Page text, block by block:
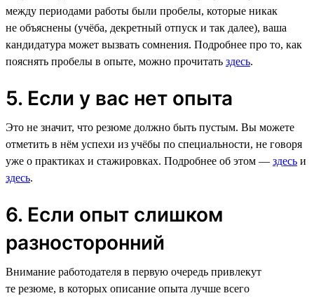
между периодами работы были пробелы, которые никак
не объяснены (учёба, декретный отпуск и так далее), ваша
кандидатура может вызвать сомнения. Подробнее про то, как
пояснять пробелы в опыте, можно прочитать здесь.
5. Если у вас нет опыта
Это не значит, что резюме должно быть пустым. Вы можете
отметить в нём успехи из учёбы по специальности, не говоря
уже о практиках и стажировках. Подробнее об этом — здесь и
здесь.
6. Если опыт слишком
разносторонний
Внимание работодателя в первую очередь привлекут
те резюме, в которых описание опыта лучше всего